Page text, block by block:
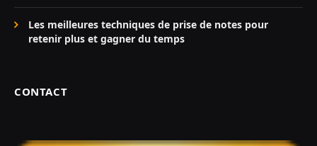
Les meilleures techniques de prise de notes pour
retenir plus et gagner du temps
CONTACT